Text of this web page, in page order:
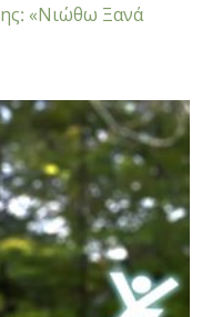
«Νιώθω Ξανά